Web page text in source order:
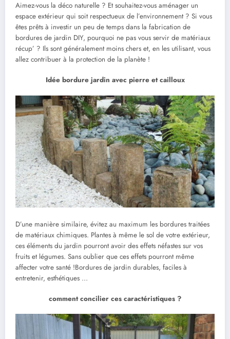
Aimez-vous la déco naturelle ? Et souhaitez-vous aménager un
espace extérieur qui soit respectueux de l’environnement ? Si vous
êtes prêts à investir un peu de temps dans la fabrication de
bordures de jardin DIY, pourquoi ne pas vous servir de matériaux
récup’ ? Ils sont généralement moins chers et, en les utilisant, vous
allez contribuer à la protection de la planète !
Idée bordure jardin avec pierre et cailloux
D’une manière similaire, évitez au maximum les bordures traitées
de matériaux chimiques. Plantes à même le sol de votre extérieur,
ces éléments du jardin pourront avoir des effets néfastes sur vos
fruits et légumes. Sans oublier que ces effets pourront même
affecter votre santé !Bordures de jardin durables, faciles à
entretenir, esthétiques …
comment concilier ces caractéristiques ?